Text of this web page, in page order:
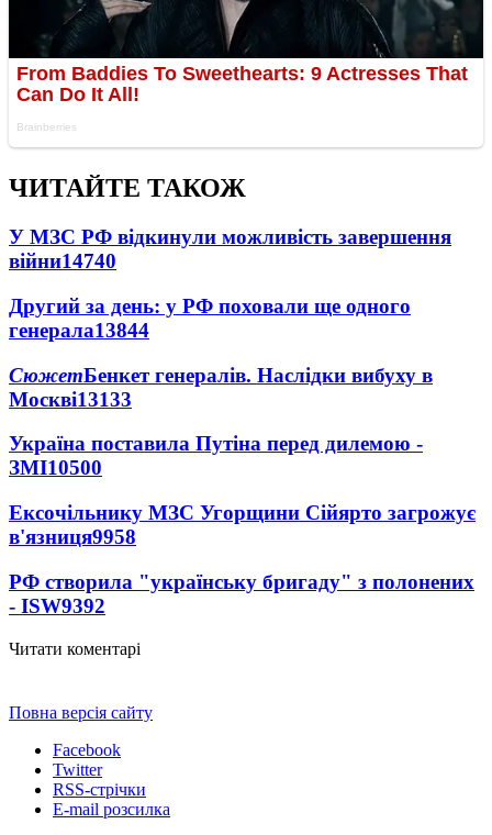
ЧИТАЙТЕ ТАКОЖ
У МЗС РФ відкинули можливість завершення
війни14740
Другий за день: у РФ поховали ще одного
генерала13844
СюжетБенкет генералів. Наслідки вибуху в
Москві13133
Україна поставила Путіна перед дилемою -
ЗМІ10500
Ексочільнику МЗС Угорщини Сійярто загрожує
в'язниця9958
РФ створила "українську бригаду" з полонених
- ISW9392
Читати коментарі
Повна версія сайту
Facebook
Twitter
RSS-стрічки
E-mail розсилка